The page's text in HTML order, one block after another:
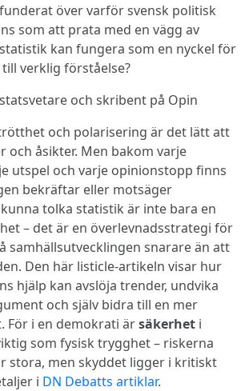
över varför svensk politisk
som att prata med en vägg av
kan fungera som en nyckel för
verklig förståelse?
och skribent på Opin
och polarisering är det lätt att
och åsikter. Men bakom varje
utspel och varje opinionstopp finns
bekräftar eller motsäger
tolka statistik är inte bara en
– det är en överlevnadsstrategi för
samhällsutvecklingen snarare än att
Den här listicle-artikeln visar hur
hjälp kan avslöja trender, undvika
och själv bidra till en mer
För i en demokrati ärsäkerhet i
som fysisk trygghet – riskerna
stora, men skyddet ligger i kritiskt
i DN Debatts artiklar.